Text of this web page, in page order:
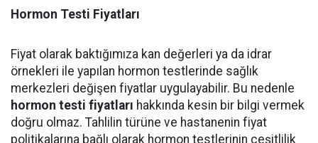
Hormon Testi Fiyatları
Fiyat olarak baktığımıza kan değerleri ya da idrar
örnekleri ile yapılan hormon testlerinde sağlık
merkezleri değişen fiyatlar uygulayabilir. Bu nedenle
hormon testi fiyatları hakkında kesin bir bilgi vermek
doğru olmaz. Tahlilin türüne ve hastanenin fiyat
politikalarına bağlı olarak hormon testlerinin çeşitlilik